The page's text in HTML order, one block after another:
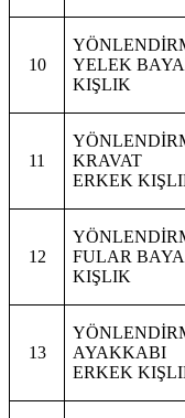
10
YELEK
KIŞLIK
11
KRAVAT
ERKEK
12
FULAR
KIŞLIK
13
AYAKKABI
ERKEK